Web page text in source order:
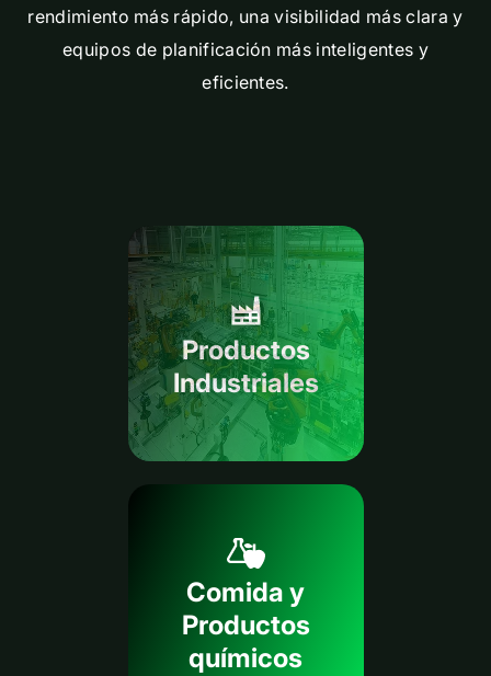
rendimiento más rápido, una visibilidad más clara y
equipos de planificación más inteligentes y
eficientes.
Productos
Industriales
Comida y
Productos
químicos